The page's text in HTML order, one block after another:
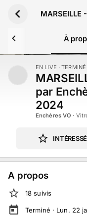
À
EN LIVE · TERMINÉ
par
2024
Enchères VO ·
A propos
18 suivis
Terminé · Lun. 22